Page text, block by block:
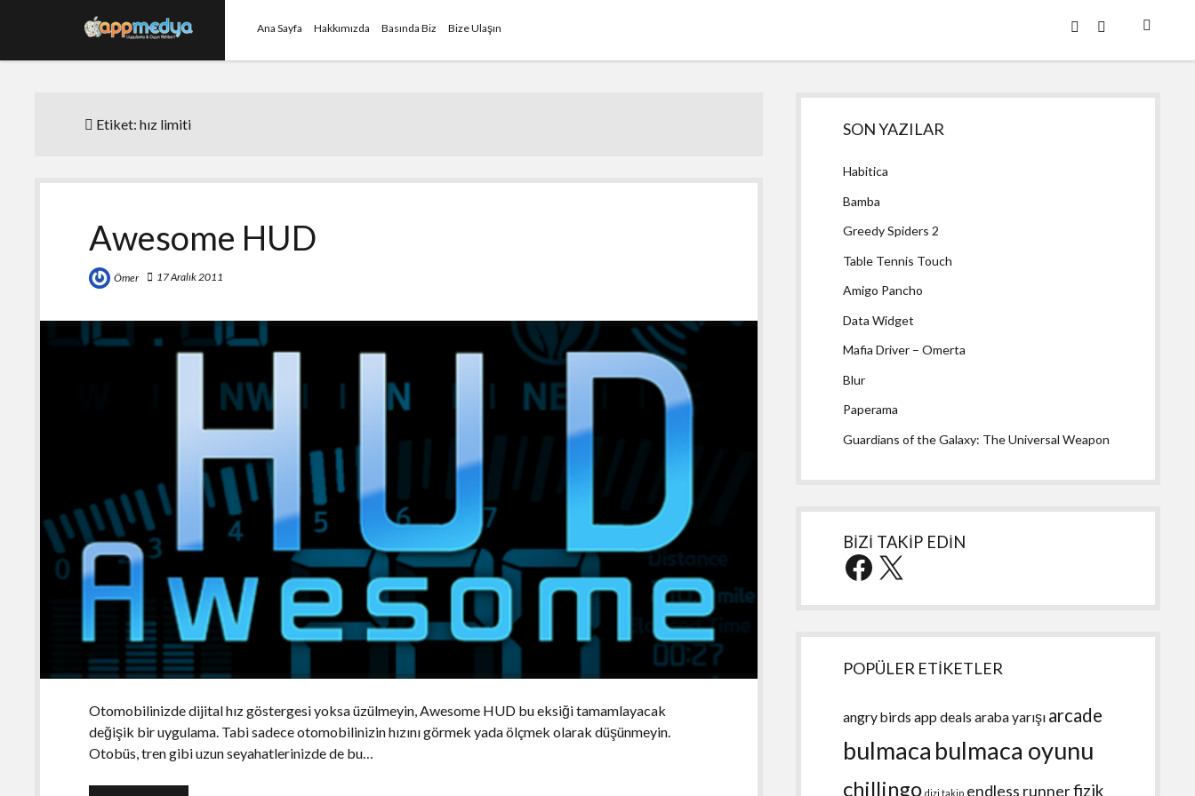
Ana Sayfa Hakkımızda Basında Biz Bize Ulaşın twitterfacebook
Etiket:hız limiti
Awesome HUD
Ömer 17 Aralık 2011
Otomobilinizde dijital hız göstergesi yoksa üzülmeyin, Awesome HUD bu eksiği tamamlayacak
değişik bir uygulama. Tabi sadece otomobilinizin hızını görmek yada ölçmek olarak düşünmeyin.
Otobüs, tren gibi uzun seyahatlerinizde de bu…
Yan
Menü
SON YAZILAR
Habitica
Bamba
Greedy Spiders 2
Table Tennis Touch
Amigo Pancho
Data Widget
Mafia Driver – Omerta
Blur
Paperama
Guardians of the Galaxy: The Universal Weapon
BİZİ TAKİP EDİN
Facebook
X
POPÜLER ETİKETLER
angry birds app deals araba yarışı arcade
bulmaca bulmaca oyunu
chillingo dizi takip endless runnerfizik